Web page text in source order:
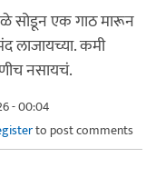
सोडून एक गाठ मारून
लाजायच्या. कमी
नसायचं.
- 00:04
to post comments